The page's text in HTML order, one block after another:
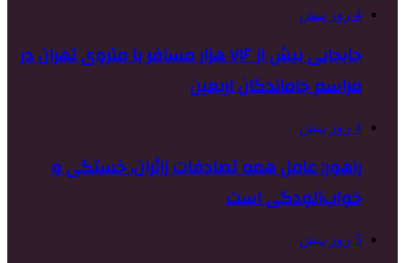
4 روز پیش
جابجایی بیش از ۷۱۶ هزار مسافر با متروی تهران در
مراسم جاماندگان اربعین
4 روز پیش
راهور: عامل همه تصادفات زائران، خستگی و
خواب‌آلودگی است
5 روز پیش